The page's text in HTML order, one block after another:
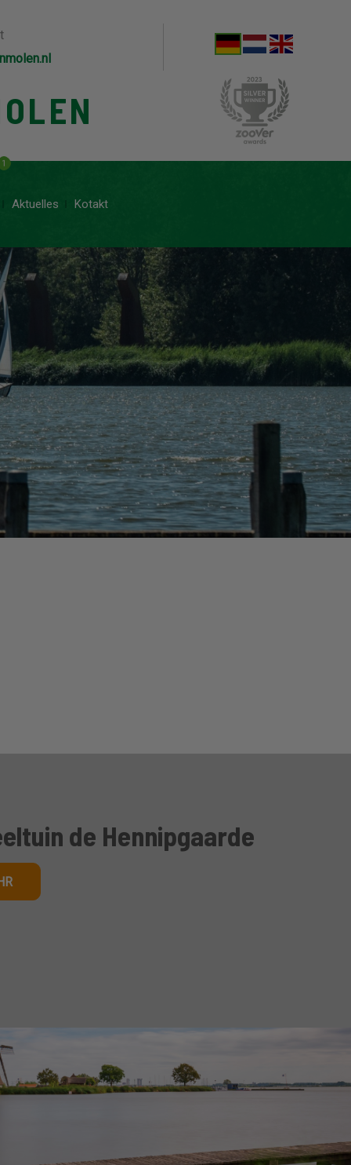
1
Aktuelles Kotakt
de Hennipgaarde